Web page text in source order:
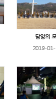
담양의
2019-